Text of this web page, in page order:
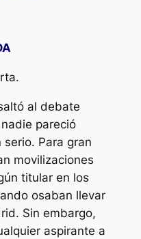
al debate
pareció
Para gran
movilizaciones
titular en los
osaban llevar
Sin embargo,
aspirante a